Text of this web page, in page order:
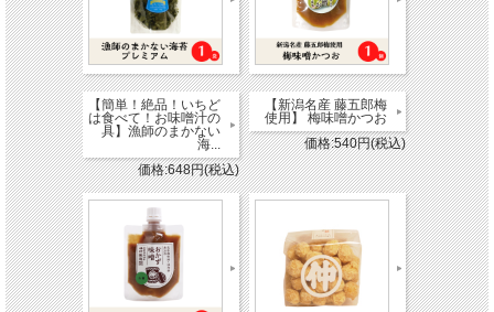
【簡単！絶品！いちど
は食べて！お味噌汁の
具】漁師のまかない
海...
価格:648円(税込)
【新潟名産 藤五郎梅
使用】 梅味噌かつお
価格:540円(税込)